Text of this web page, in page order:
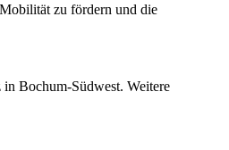
zu fördern und die
Bochum-Südwest. Weitere